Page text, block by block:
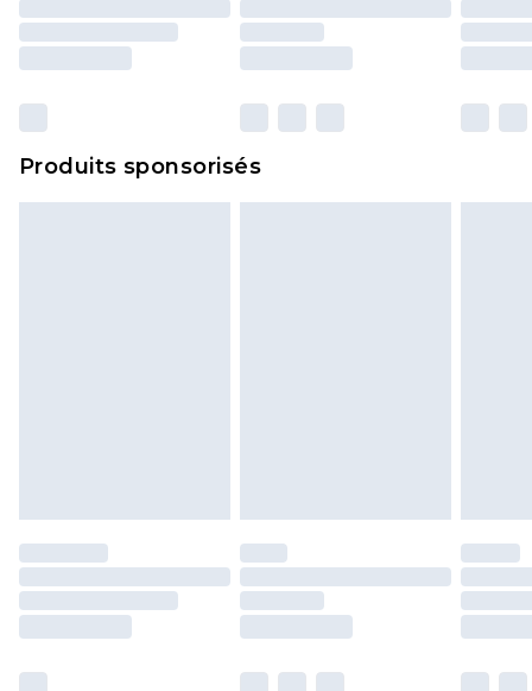
y compris le linge de lit, les matelas, les
surmatelas et les oreillers, doivent être inutilisés
n'affecte pas vos droits statutaires.
politique de retour.
Produits sponsorisés